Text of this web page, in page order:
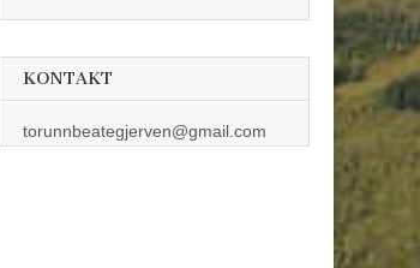
KONTAKT
torunnbeategjerven@gmail.com